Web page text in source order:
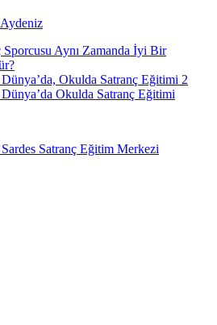
Aynı Zamanda İyi Bir
Okulda Satranç Eğitimi 2
Okulda Satranç Eğitimi
Satranç Eğitim Merkezi